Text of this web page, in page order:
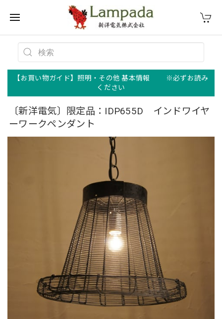
【お買い物ガイド】照明・その他 基本情報 ※必ずお読み
ください
〔新洋電気〕限定品：IDP655D インドワイヤ
ーワークペンダント